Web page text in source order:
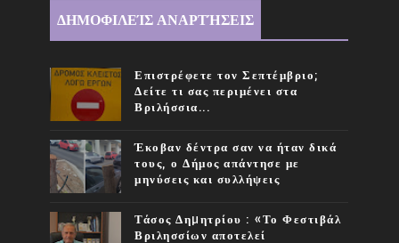
ΔΗΜΟΦΙΛΕΊΣ ΑΝΑΡΤΉΣΕΙΣ
Επιστρέφετε τον Σεπτέμβριο;
Δείτε τι σας περιμένει στα
Βριλήσσια...
Έκοβαν δέντρα σαν να ήταν δικά
τους, ο Δήμος απάντησε με
μηνύσεις και συλλήψεις
Τάσος Δηµητρίου : «Το Φεστιβάλ
Βριλησσίων αποτελεί